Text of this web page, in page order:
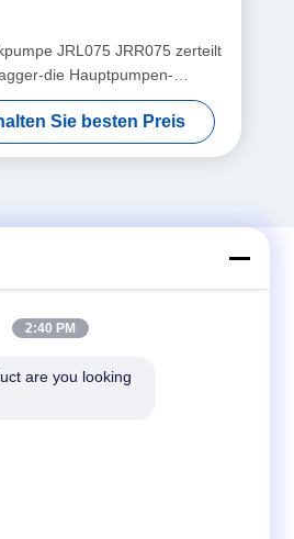
JRL075 JRR075 zerteilt
die Hauptpumpen-
Bewegungsreparatur
Sie besten Preis
2:40 PM
are you looking